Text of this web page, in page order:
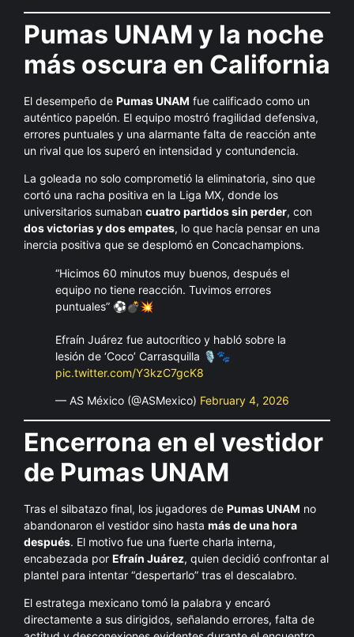
Pumas UNAM y la noche
más oscura en California
El desempeño de Pumas UNAM fue calificado como un
auténtico papelón. El equipo mostró fragilidad defensiva,
errores puntuales y una alarmante falta de reacción ante
un rival que los superó en intensidad y contundencia.
La goleada no solo comprometió la eliminatoria, sino que
cortó una racha positiva en la Liga MX, donde los
universitarios sumaban cuatro partidos sin perder, con
dos victorias y dos empates, lo que hacía pensar en una
inercia positiva que se desplomó en Concachampions.
“Hicimos 60 minutos muy buenos, después el
equipo no tiene reacción. Tuvimos errores
puntuales” ⚽️💣💥
Efraín Juárez fue autocrítico y habló sobre la
lesión de ‘Coco’ Carrasquilla 🎙️🐾
pic.twitter.com/Y3kzC7gcK8
— AS México (@ASMexico) February 4, 2026
Encerrona en el vestidor
de Pumas UNAM
Tras el silbatazo final, los jugadores de Pumas UNAM no
abandonaron el vestidor sino hasta más de una hora
después. El motivo fue una fuerte charla interna,
encabezada por Efraín Juárez, quien decidió confrontar al
plantel para intentar “despertarlo” tras el descalabro.
El estratega mexicano tomó la palabra y encaró
directamente a sus dirigidos, señalando errores, falta de